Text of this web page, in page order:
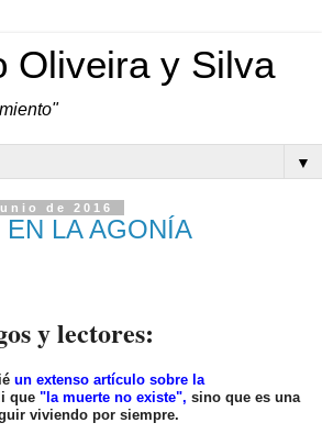
Oliveira y Silva
▼
de 2016
LA AGONÍA
y lectores:
un extenso artículo sobre la
que "la muerte no existe", sino que es una
viviendo por siempre.